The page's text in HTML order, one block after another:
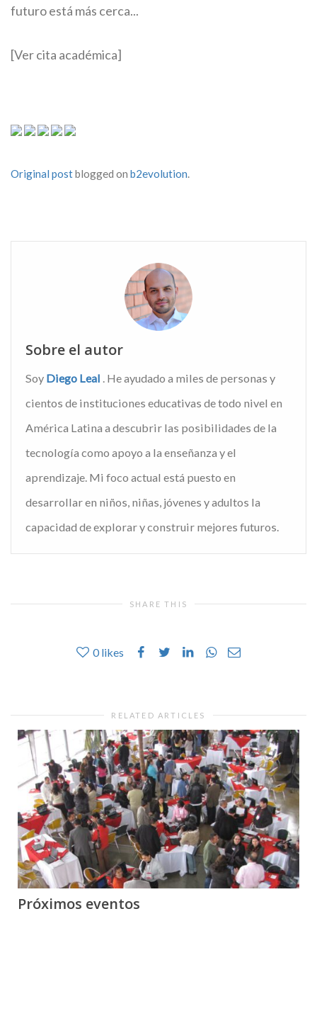
futuro está más cerca...
[Ver cita académica]
Original postblogged on b2evolution.
Sobre el autor
Soy Diego Leal . He ayudado a miles de personas y
cientos de instituciones educativas de todo nivel en
América Latina a descubrir las posibilidades de la
tecnología como apoyo a la enseñanza y el
aprendizaje. Mi foco actual está puesto en
desarrollar en niños, niñas, jóvenes y adultos la
capacidad de explorar y construir mejores futuros.
SHARE THIS
0 likes
RELATED ARTICLES
Próximos eventos